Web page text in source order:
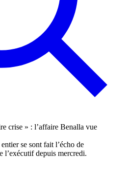
se sont fait l’écho de
l’exécutif depuis mercredi.